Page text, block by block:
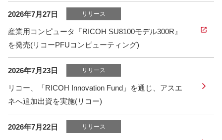
2026年7月27日 リリース
産業用コンピュータ『RICOH SU8100モデル300R』
を発売(リコーPFUコンピューティング)
2026年7月23日 リリース
リコー、「RICOH Innovation Fund」を通じ、アスエ
ネへ追加出資を実施(リコー)
2026年7月22日 リリース